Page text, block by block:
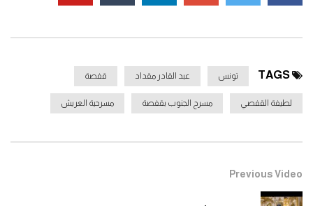
TAGS تونس عبد القادر مقداد قفصة
لطيفة القفصي مسرح الجنوب بقفصة مسرحية العريش
Previous Video